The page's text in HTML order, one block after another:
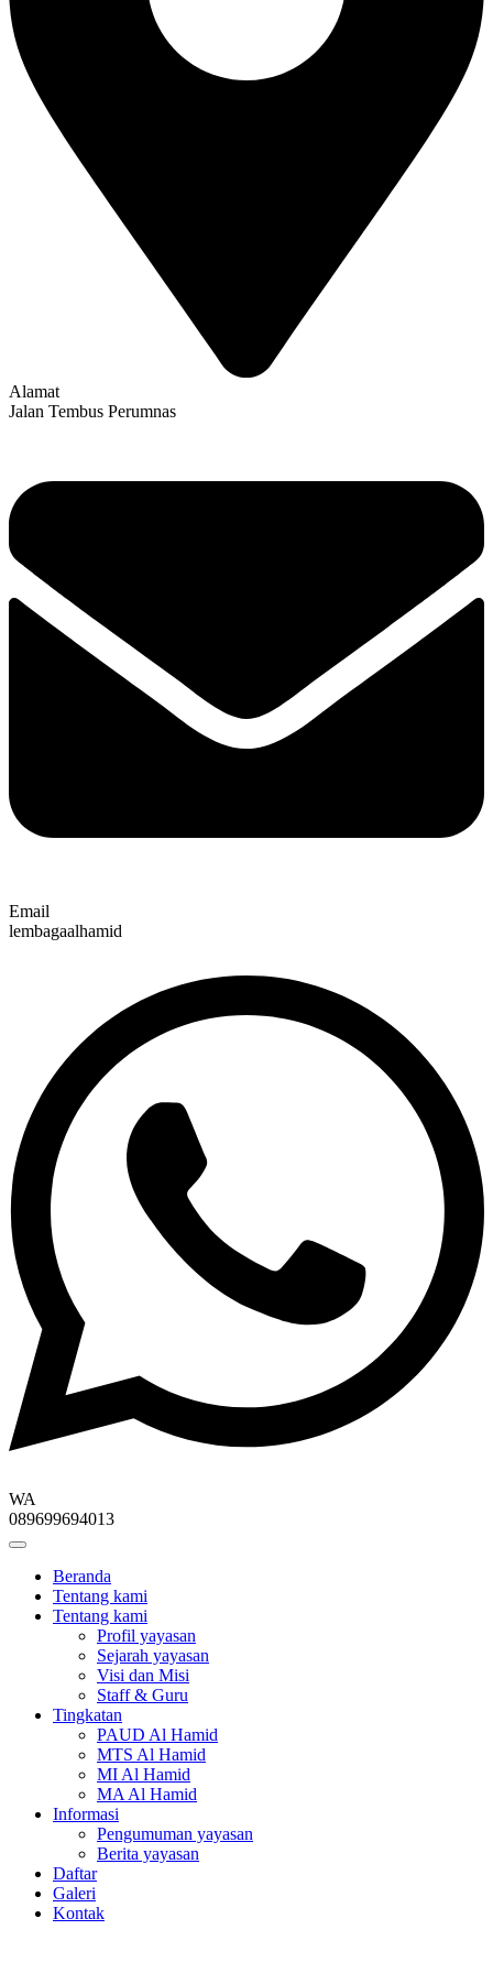
Alamat
Jalan Tembus Perumnas
Email
lembagaalhamid
WA
089699694013
Beranda
Tentang kami
Tentang kami
Profil yayasan
Sejarah yayasan
Visi dan Misi
Staff & Guru
Tingkatan
PAUD Al Hamid
MTS Al Hamid
MI Al Hamid
MA Al Hamid
Informasi
Pengumuman yayasan
Berita yayasan
Daftar
Galeri
Kontak